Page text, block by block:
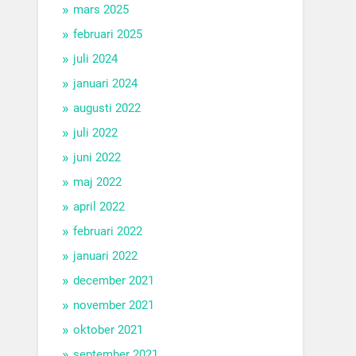
mars 2025
februari 2025
juli 2024
januari 2024
augusti 2022
juli 2022
juni 2022
maj 2022
april 2022
februari 2022
januari 2022
december 2021
november 2021
oktober 2021